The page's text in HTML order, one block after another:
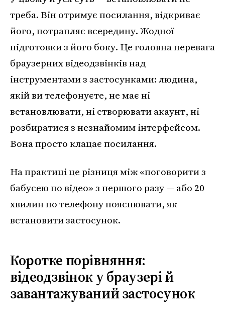
треба. Він отримує посилання, відкриває
його, потрапляє всередину. Жодної
підготовки з його боку. Це головна перевага
браузерних відеодзвінків над
інструментами з застосунками: людина,
якій ви телефонуєте, не має ні
встановлювати, ні створювати акаунт, ні
розбиратися з незнайомим інтерфейсом.
Вона просто клацає посилання.
На практиці це різниця між «поговорити з
бабусею по відео» з першого разу — або 20
хвилин по телефону пояснювати, як
встановити застосунок.
Коротке порівняння:
відеодзвінок у браузері й
завантажуваний застосунок